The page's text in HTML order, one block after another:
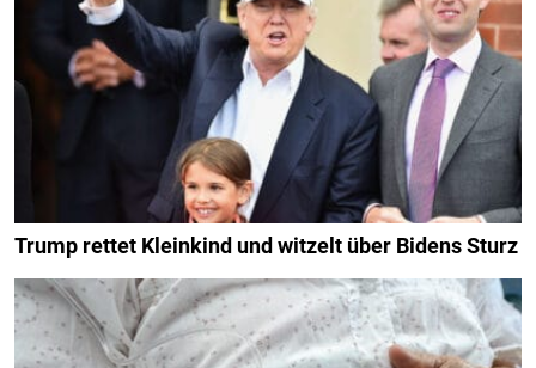
Trump rettet Kleinkind und witzelt über Bidens Sturz